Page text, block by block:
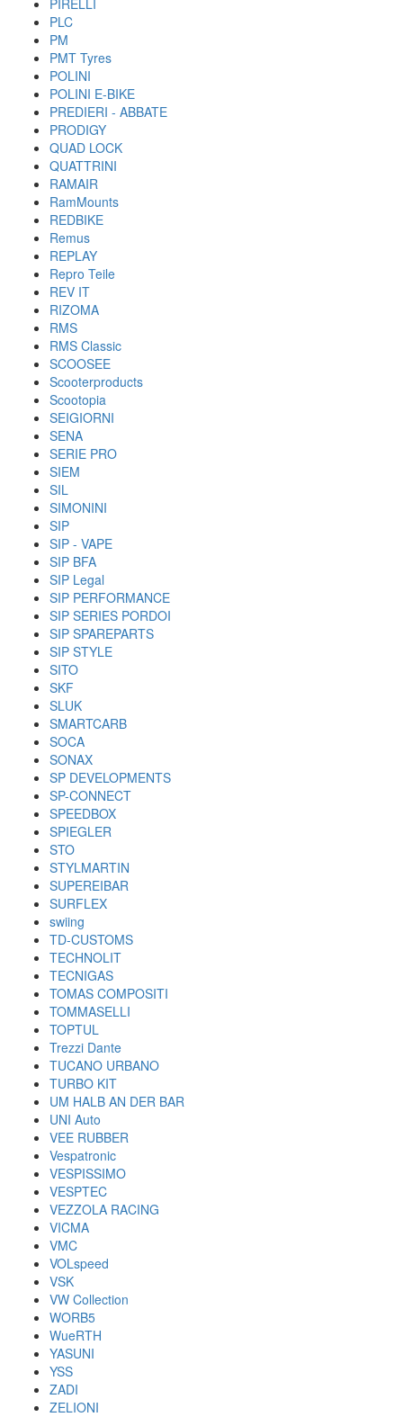
PIRELLI
PLC
PM
PMT Tyres
POLINI
POLINI E-BIKE
PREDIERI - ABBATE
PRODIGY
QUAD LOCK
QUATTRINI
RAMAIR
RamMounts
REDBIKE
Remus
REPLAY
Repro Teile
REV IT
RIZOMA
RMS
RMS Classic
SCOOSEE
Scooterproducts
Scootopia
SEIGIORNI
SENA
SERIE PRO
SIEM
SIL
SIMONINI
SIP
SIP - VAPE
SIP BFA
SIP Legal
SIP PERFORMANCE
SIP SERIES PORDOI
SIP SPAREPARTS
SIP STYLE
SITO
SKF
SLUK
SMARTCARB
SOCA
SONAX
SP DEVELOPMENTS
SP-CONNECT
SPEEDBOX
SPIEGLER
STO
STYLMARTIN
SUPEREIBAR
SURFLEX
swiing
TD-CUSTOMS
TECHNOLIT
TECNIGAS
TOMAS COMPOSITI
TOMMASELLI
TOPTUL
Trezzi Dante
TUCANO URBANO
TURBO KIT
UM HALB AN DER BAR
UNI Auto
VEE RUBBER
Vespatronic
VESPISSIMO
VESPTEC
VEZZOLA RACING
VICMA
VMC
VOLspeed
VSK
VW Collection
WORB5
WueRTH
YASUNI
YSS
ZADI
ZELIONI